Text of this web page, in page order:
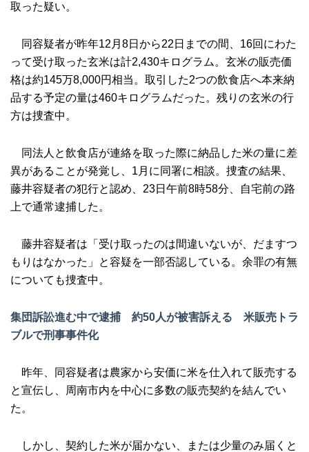
取った疑い。
同容疑者が昨年12月8日から22日までの間、16回にわた
って受け取った玄米は計2,430キログラム。玄米の販売価
格は約145万8,000円相当。取引した2つの飲食店へ本来納
品する予定の量は460キログラムだった。残りの玄米の行
方は捜査中。
同法人と飲食店が連絡を取った際に納品した米の量に差
異があることが発覚し、1月に同署に相談。捜査の結果、
藤井容疑者の犯行と認め、23日午前8時58分、自宅前の路
上で通常逮捕した。
藤井容疑者は「受け取ったのは間違いないが、だますつ
もりはなかった」と容疑を一部否認している。余罪の有無
についても捜査中。
集団訴訟進む中で逮捕 約50人が被害訴える 米販売トラ
ブルで刑事事件化
昨年、同容疑者は農家から安価に米を仕入れて販売する
と宣伝し、周南市内を中心に多数の販売契約を結んでい
た。
しかし、契約した米が届かない、または少量のみ届くと